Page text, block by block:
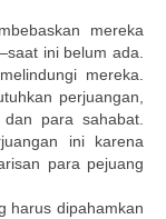
mereka
ini belum ada.
mereka.
perjuangan,
para sahabat.
ini karena
para pejuang
harus dipahamkan